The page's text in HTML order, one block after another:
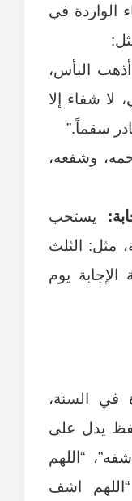
الواردة في
البأس،
شفاء إلا
سقماً.”
وشفعه،
يستحب
مثل: الثلث
الإجابة يوم
في السنة،
يدل على
“اللهم
اشف